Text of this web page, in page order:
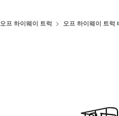
오프 하이웨이 트럭 오프 하이웨이 트럭